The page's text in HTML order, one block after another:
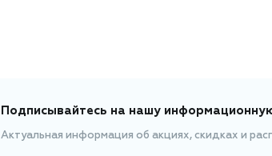
Подписывайтесь на нашу
Актуальная информация об акциях, скидках и